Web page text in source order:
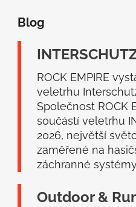
Blog
ROCK EMPIRE
veletrhu
Společnost ROCK
součástí veletrhu
2026, největší
zaměřené na
záchranné
Outdoor &